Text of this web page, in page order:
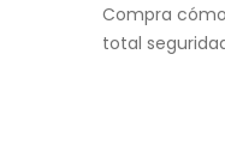
Compra
total